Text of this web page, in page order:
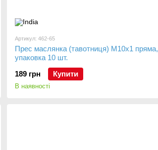
Артикул: 462-65
Прес маслянка (тавотниця) М10х1 пряма,
упаковка 10 шт.
189 грн
Купити
В наявності